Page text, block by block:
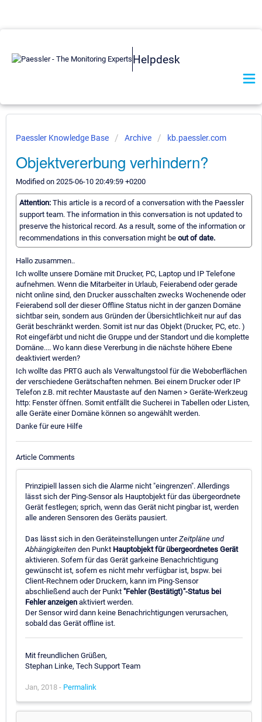
Helpdesk
Paessler Knowledge Base Archive kb.paessler.com
Objektvererbung verhindern?
Modified on 2025-06-10 20:49:59 +0200
Attention: This article is a record of a conversation with the Paessler
support team. The information in this conversation is not updated to
preserve the historical record. As a result, some of the information or
recommendations in this conversation might be out of date.
Hallo zusammen..
Ich wollte unsere Domäne mit Drucker, PC, Laptop und IP Telefone
aufnehmen. Wenn die Mitarbeiter in Urlaub, Feierabend oder gerade
nicht online sind, den Drucker ausschalten zwecks Wochenende oder
Feierabend soll der dieser Offline Status nicht in der ganzen Domäne
sichtbar sein, sondern aus Gründen der Übersichtlichkeit nur auf das
Gerät beschränkt werden. Somit ist nur das Objekt (Drucker, PC, etc. )
Rot eingefärbt und nicht die Gruppe und der Standort und die komplette
Domäne.... Wo kann diese Vererbung in die nächste höhere Ebene
deaktiviert werden?
Ich wollte das PRTG auch als Verwaltungstool für die Weboberflächen
der verschiedene Gerätschaften nehmen. Bei einem Drucker oder IP
Telefon z.B. mit rechter Maustaste auf den Namen > Geräte-Werkzeug
http: Fenster öffnen. Somit entfällt die Sucherei in Tabellen oder Listen,
alle Geräte einer Domäne können so angewählt werden.
Danke für eure Hilfe
Article Comments
Prinzipiell lassen sich die Alarme nicht "eingrenzen". Allerdings
lässt sich der Ping-Sensor als Hauptobjekt für das übergeordnete
Gerät festlegen; sprich, wenn das Gerät nicht pingbar ist, werden
alle anderen Sensoren des Geräts pausiert.
Das lässt sich in den Geräteinstellungen unterZeitpläne und
Abhängigkeiten den Punkt Hauptobjekt für übergeordnetes Gerät
aktivieren. Sofern für das Gerät garkeine Benachrichtigung
gewünscht ist, sofern es nicht mehr verfügbar ist, bspw. bei
Client-Rechnern oder Druckern, kann im Ping-Sensor
abschließend auch der Punkt "Fehler (Bestätigt)"-Status bei
Fehler anzeigen aktiviert werden.
Der Sensor wird dann keine Benachrichtigungen verursachen,
sobald das Gerät offline ist.
Mit freundlichen Grüßen,
Stephan Linke, Tech Support Team
Jan, 2018 - Permalink